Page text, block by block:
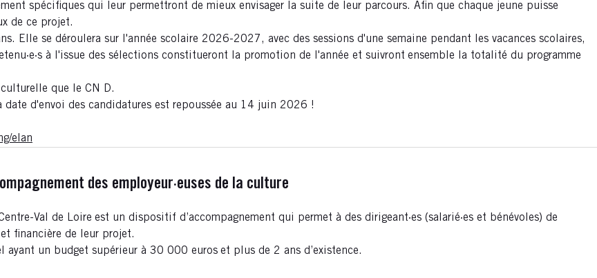
spécifiques qui leur permettront de mieux envisager la suite de leur parcours. Afin que chaque jeune puisse
de ce projet.
Elle se déroulera sur l'année scolaire 2026-2027, avec des sessions d'une semaine pendant les vacances scolaires,
à l'issue des sélections constitueront la promotion de l'année et suivront ensemble la totalité du programme
que le CN D.
d'envoi des candidatures est repoussée au 14 juin 2026 !
elan
des employeur·euses de la culture
Val de Loire est un dispositif d’accompagnement qui permet à des dirigeant·es (salarié·es et bénévoles) de
financière de leur projet.
ayant un budget supérieur à 30 000 euros et plus de 2 ans d’existence.